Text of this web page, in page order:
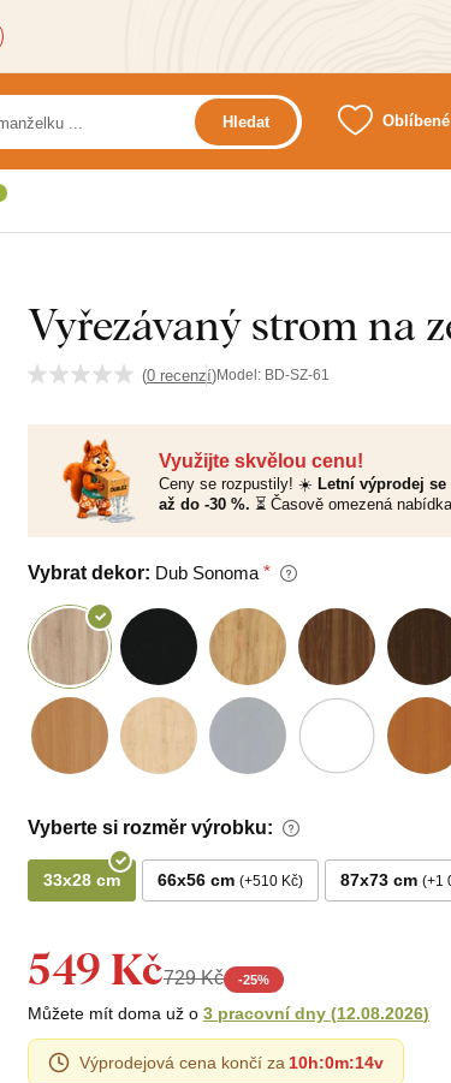
Hledat Oblíbené
Vyřezávaný strom na
(0 recenzí)Model: BD-SZ-61
Využijte skvělou cenu!
Ceny se rozpustily! ☀️ Letní výprodej se
až do -30 %. ⏳ Časově omezená
Vybrat dekor: Dub Sonoma
Vyberte si rozměr výrobku:
33x28 cm 66x56 cm +510 Kč 87x73 cm
549 Kč729 Kč -25%
Můžete mít doma už o 3 pracovní dny (12.08.2026)
Výprodejová cena končí za 10h:0m:13v